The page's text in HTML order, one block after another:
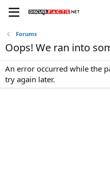
Forums
Oops! We ran into
An error occurred while the
try again later.